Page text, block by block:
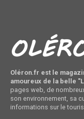
Oléron.fr est le
amoureux de la belle
pages web, de
son environnement, sa
informations sur le